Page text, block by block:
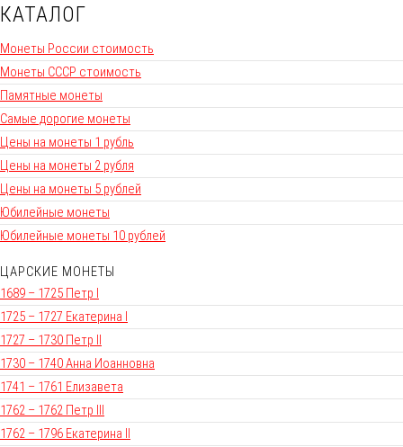
КАТАЛОГ
Монеты России стоимость
Монеты СССР стоимость
Памятные монеты
Самые дорогие монеты
Цены на монеты 1 рубль
Цены на монеты 2 рубля
Цены на монеты 5 рублей
Юбилейные монеты
Юбилейные монеты 10 рублей
ЦАРСКИЕ МОНЕТЫ
1689 – 1725 Петр I
1725 – 1727 Екатерина I
1727 – 1730 Петр II
1730 – 1740 Анна Иоанновна
1741 – 1761 Елизавета
1762 – 1762 Петр III
1762 – 1796 Екатерина II